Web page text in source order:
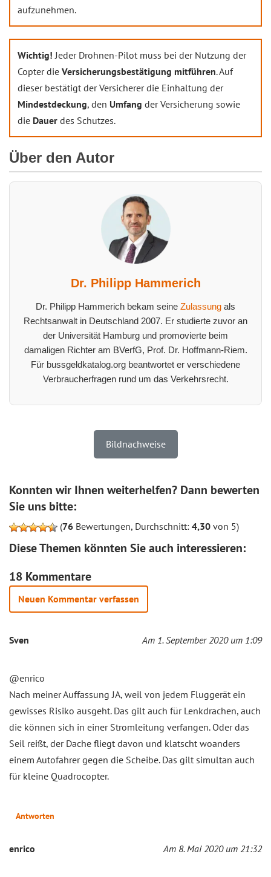
aufzunehmen.
Wichtig! Jeder Drohnen-Pilot muss bei der Nutzung der
Copter die Versicherungsbestätigung mitführen. Auf
dieser bestätigt der Versicherer die Einhaltung der
Mindestdeckung, den Umfang der Versicherung sowie
die Dauer des Schutzes.
Über den Autor
Dr. Philipp Hammerich
Dr. Philipp Hammerich bekam seine Zulassung als
Rechtsanwalt in Deutschland 2007. Er studierte zuvor an
der Universität Hamburg und promovierte beim
damaligen Richter am BVerfG, Prof. Dr. Hoffmann-Riem.
Für bussgeldkatalog.org beantwortet er verschiedene
Verbraucherfragen rund um das Verkehrsrecht.
Bildnachweise
Konnten wir Ihnen weiterhelfen? Dann bewerten
Sie uns bitte:
(76 Bewertungen, Durchschnitt: 4,30 von 5)
Diese Themen könnten Sie auch interessieren:
18 Kommentare
Neuen Kommentar verfassen
Sven Am 1. September 2020 um 1:09
@enrico
Nach meiner Auffassung JA, weil von jedem Fluggerät ein
gewisses Risiko ausgeht. Das gilt auch für Lenkdrachen, auch
die können sich in einer Stromleitung verfangen. Oder das
Seil reißt, der Dache fliegt davon und klatscht woanders
einem Autofahrer gegen die Scheibe. Das gilt simultan auch
für kleine Quadrocopter.
Antworten
enrico Am 8. Mai 2020 um 21:32